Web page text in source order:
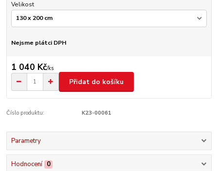
Velikost
Nejsme plátci DPH
1 040 Kč/ks
Přidat do košíku
Číslo produktu: K23-00061
Parametry
Hodnocení 0